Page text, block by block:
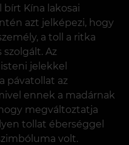
Kína lakosai
azt jelképezi, hogy
a toll a ritka
Az
jelekkel
pávatollat ​​az
ennek a madárnak
megváltoztatja
tollat ​​éberséggel
volt.